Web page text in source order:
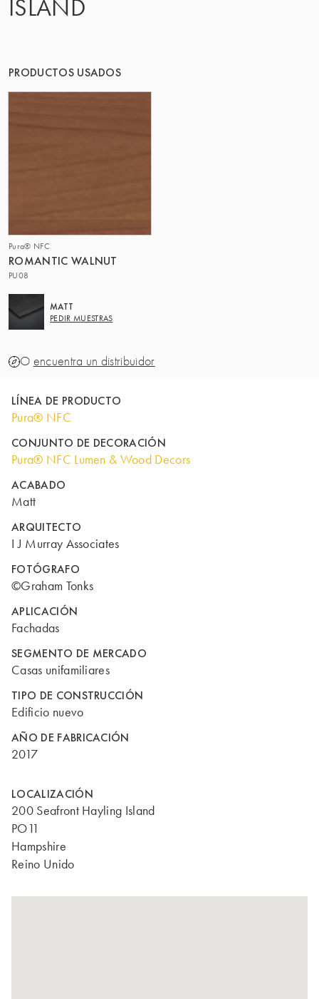
ISLAND
PRODUCTOS USADOS
Pura® NFC
ROMANTIC WALNUT
PU08
MATT
PEDIR MUESTRAS
O encuentra un distribuidor
LÍNEA DE PRODUCTO
Pura® NFC
CONJUNTO DE DECORACIÓN
Pura® NFC Lumen & Wood Decors
ACABADO
Matt
ARQUITECTO
I J Murray Associates
FOTÓGRAFO
©Graham Tonks
APLICACIÓN
Fachadas
SEGMENTO DE MERCADO
Casas unifamiliares
TIPO DE CONSTRUCCIÓN
Edificio nuevo
AÑO DE FABRICACIÓN
2017
LOCALIZACIÓN
200 Seafront Hayling Island
PO11
Hampshire
Reino Unido